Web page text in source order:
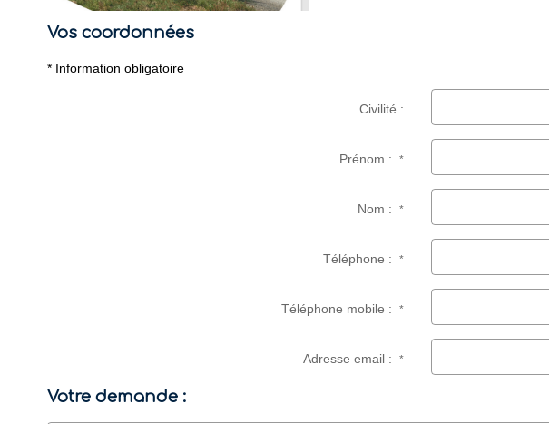
Vos coordonnées
* Information obligatoire
Civilité :
Prénom :*
Nom :*
Téléphone :*
Téléphone mobile :*
Adresse email :*
Votre demande :